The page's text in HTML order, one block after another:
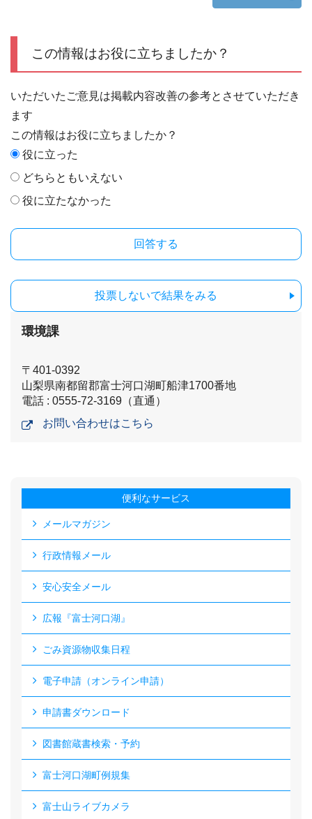
この情報はお役に立ちましたか？
いただいたご意見は掲載内容改善の参考とさせていただき
ます
この情報はお役に立ちましたか？
役に立った
どちらともいえない
役に立たなかった
投票しないで結果をみる
環境課
〒401-0392
山梨県南都留郡富士河口湖町船津1700番地
電話 : 0555-72-3169（直通）
お問い合わせはこちら
便利なサービス
メールマガジン
行政情報メール
安心安全メール
広報『富士河口湖』
ごみ資源物収集日程
電子申請（オンライン申請）
申請書ダウンロード
図書館蔵書検索・予約
富士河口湖町例規集
富士山ライブカメラ